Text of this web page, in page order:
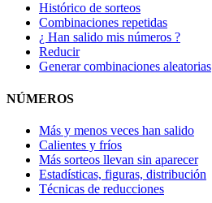
Histórico de sorteos
Combinaciones repetidas
¿ Han salido mis números ?
Reducir
Generar combinaciones aleatorias
NÚMEROS
Más y menos veces han salido
Calientes y fríos
Más sorteos llevan sin aparecer
Estadísticas, figuras, distribución
Técnicas de reducciones